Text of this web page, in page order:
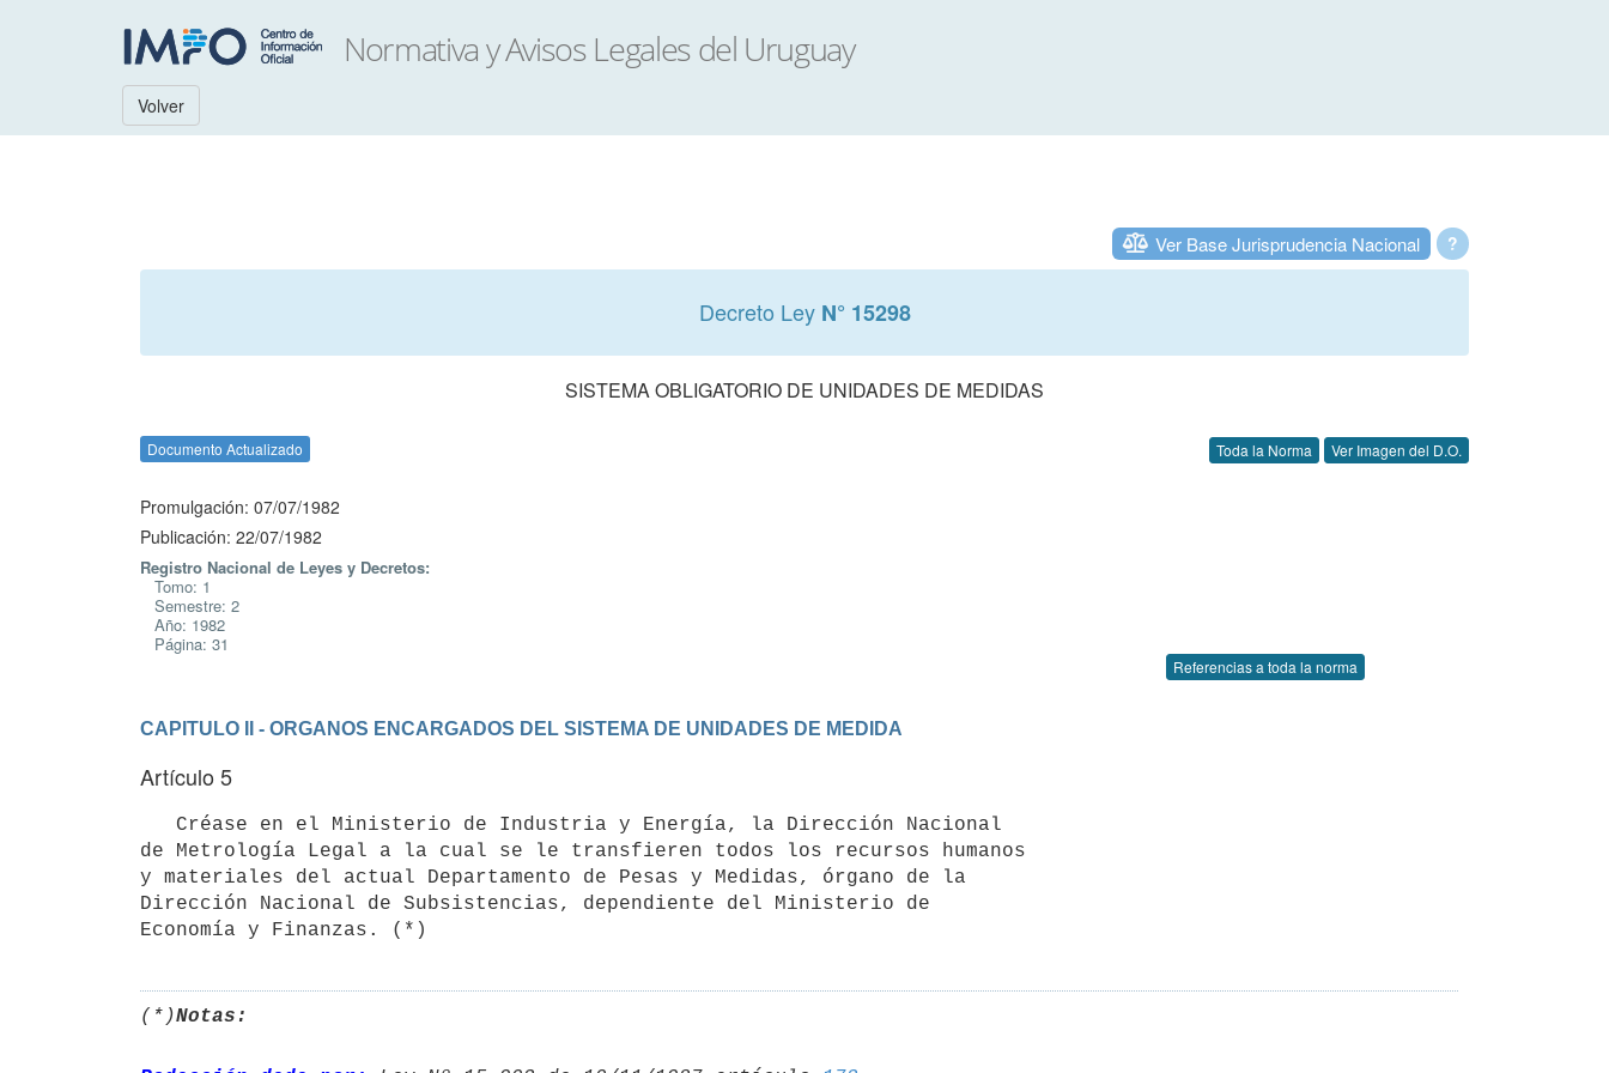
Volver
?
Ver Base Jurisprudencia Nacional
Decreto Ley N° 15298
SISTEMA OBLIGATORIO DE UNIDADES DE MEDIDAS
Documento Actualizado Toda la Norma Ver Imagen del D.O.
Promulgación: 07/07/1982
Publicación: 22/07/1982
Registro Nacional de Leyes y Decretos:
Tomo: 1
Semestre: 2
Año: 1982
Página: 31
Referencias a toda la norma
CAPITULO II - ORGANOS ENCARGADOS DEL SISTEMA DE UNIDADES DE MEDIDA
Artículo 5
de Metrología Legal a la cual se le transfieren todos los recursos humanos
y materiales del actual Departamento de Pesas y Medidas, órgano de la
Dirección Nacional de Subsistencias, dependiente del Ministerio de
(*)Notas: